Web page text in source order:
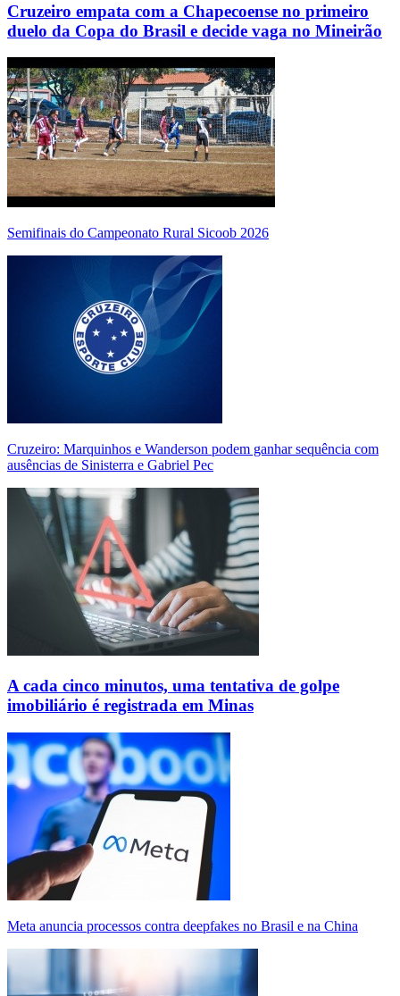
Cruzeiro empata com a Chapecoense no primeiro
duelo da Copa do Brasil e decide vaga no Mineirão
Semifinais do Campeonato Rural Sicoob 2026
Cruzeiro: Marquinhos e Wanderson podem ganhar sequência com
ausências de Sinisterra e Gabriel Pec
A cada cinco minutos, uma tentativa de golpe
imobiliário é registrada em Minas
Meta anuncia processos contra deepfakes no Brasil e na China